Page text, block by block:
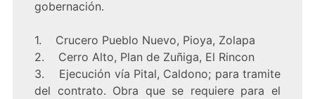
gobernación.
1. Crucero Pueblo Nuevo, Pioya, Zolapa
2. Cerro Alto, Plan de Zuñiga, El Rincon
3. Ejecución vía Pital, Caldono; para tramite
del contrato. Obra que se requiere para el